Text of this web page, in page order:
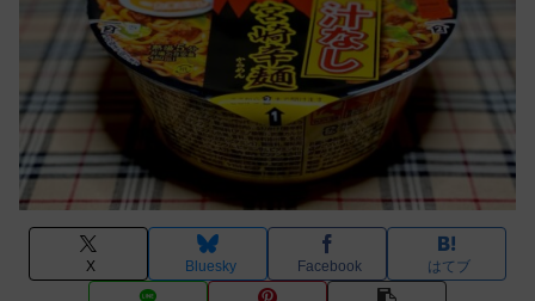
X Bluesky Facebook はてブ